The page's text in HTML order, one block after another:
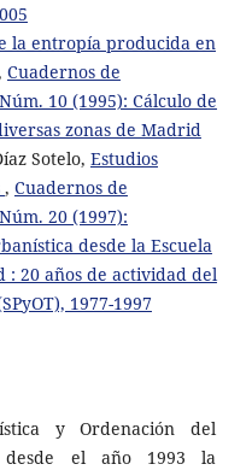
la entropía producida en
Cuadernos de
10 (1995): Cálculo de
zonas de Madrid
Sotelo, Estudios
, Cuadernos de
20 (1997):
desde la Escuela
20 años de actividad del
1977-1997
y Ordenación del
el año 1993 la